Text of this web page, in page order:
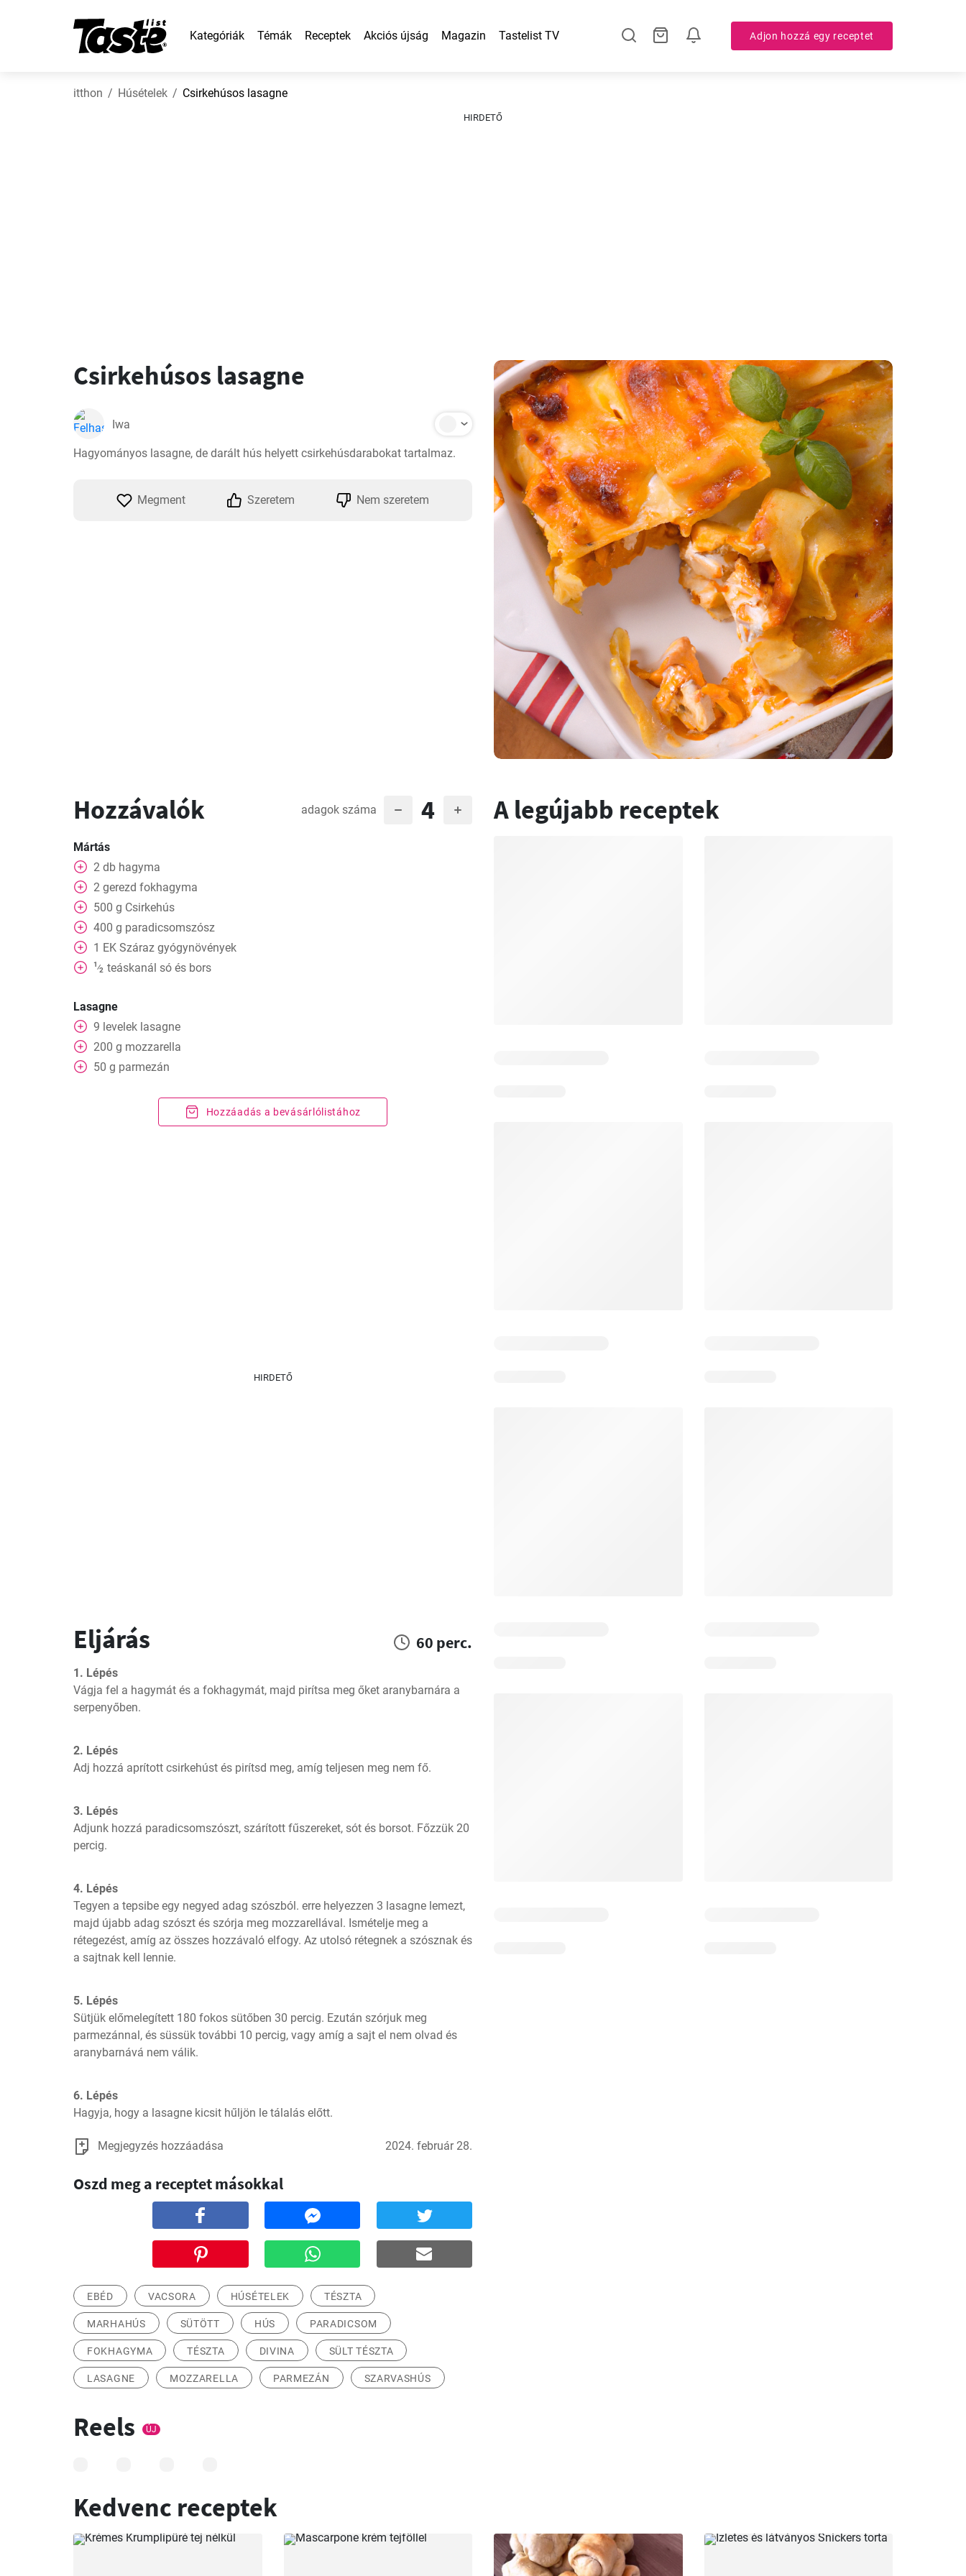
Kategóriák Témák Receptek Akciós újság Magazin Tastelist TV Adjon hozzá egy receptet
itthon Húsételek Csirkehúsos lasagne
HIRDETŐ
Csirkehúsos lasagne
Iwa
Hagyományos lasagne, de darált hús helyett csirkehúsdarabokat tartalmaz.
Megment Szeretem Nem szeretem
Hozzávalók adagok száma 4
Mártás
2 db hagyma
2 gerezd fokhagyma
500 g Csirkehús
400 g paradicsomszósz
1 EK Száraz gyógynövények
1⁄2 teáskanál só és bors
Lasagne
9 levelek lasagne
200 g mozzarella
50 g parmezán
Hozzáadás a bevásárlólistához
HIRDETŐ
Eljárás 60 perc.
1. Lépés
Vágja fel a hagymát és a fokhagymát, majd pirítsa meg őket aranybarnára a
serpenyőben.
2. Lépés
Adj hozzá aprított csirkehúst és pirítsd meg, amíg teljesen meg nem fő.
3. Lépés
Adjunk hozzá paradicsomszószt, szárított fűszereket, sót és borsot. Főzzük 20
percig.
4. Lépés
Tegyen a tepsibe egy negyed adag szószból. erre helyezzen 3 lasagne lemezt,
majd újabb adag szószt és szórja meg mozzarellával. Ismételje meg a
rétegezést, amíg az összes hozzávaló elfogy. Az utolsó rétegnek a szósznak és
a sajtnak kell lennie.
5. Lépés
Sütjük előmelegített 180 fokos sütőben 30 percig. Ezután szórjuk meg
parmezánnal, és süssük további 10 percig, vagy amíg a sajt el nem olvad és
aranybarnává nem válik.
6. Lépés
Hagyja, hogy a lasagne kicsit hűljön le tálalás előtt.
Megjegyzés hozzáadása 2024. február 28.
Oszd meg a receptet másokkal
EBÉD VACSORA HÚSÉTELEK TÉSZTA
MARHAHÚS SÜTÖTT HÚS PARADICSOM
FOKHAGYMA TÉSZTA DIVINA SÜLT TÉSZTA
LASAGNE MOZZARELLA PARMEZÁN SZARVASHÚS
A legújabb receptek
Reels ÚJ
Kedvenc receptek